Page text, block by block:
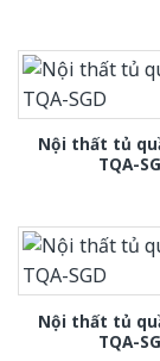
Nội thất tủ
TQA-
Nội thất tủ
TQA-